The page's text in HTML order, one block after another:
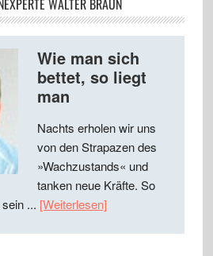
WALTER BRAUN
Wie man sich
bettet, so liegt
man
Nachts erholen wir uns
von den Strapazen des
»Wachzustands« und
tanken neue Kräfte. So
... [Weiterlesen]